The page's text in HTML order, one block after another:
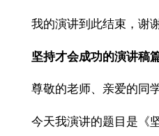
我的演讲到此结束，谢
坚持才会成功的演讲稿
尊敬的老师、亲爱的同
今天我演讲的题目是《